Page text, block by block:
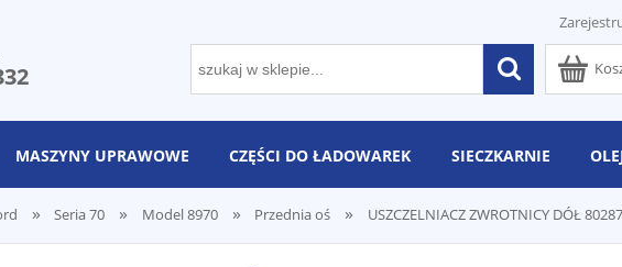
MASZYNY UPRAWOWE CZĘŚCI DO ŁADOWAREK SIECZKARNIE
» Seria 70 » Model 8970 » Przednia oś » USZCZELNIACZ ZWROTNICY DÓŁ